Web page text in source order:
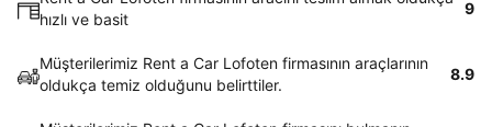
hızlı ve basit
9
Müşterilerimiz Rent a Car Lofoten firmasının araçlarının
oldukça temiz olduğunu belirttiler.
8.9